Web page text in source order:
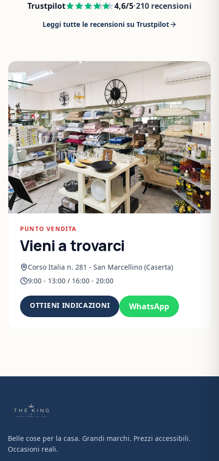
Trustpilot 4,6/5·210 recensioni
Leggi tutte le recensioni su Trustpilot
PUNTO VENDITA
Vieni a trovarci
Corso Italia n. 281 - San Marcellino (Caserta)
9:00 - 13:00 / 16:00 - 20:00
OTTIENI INDICAZIONI WhatsApp
Belle cose per la casa. Grandi marchi. Prezzi accessibili.
Occasioni reali.